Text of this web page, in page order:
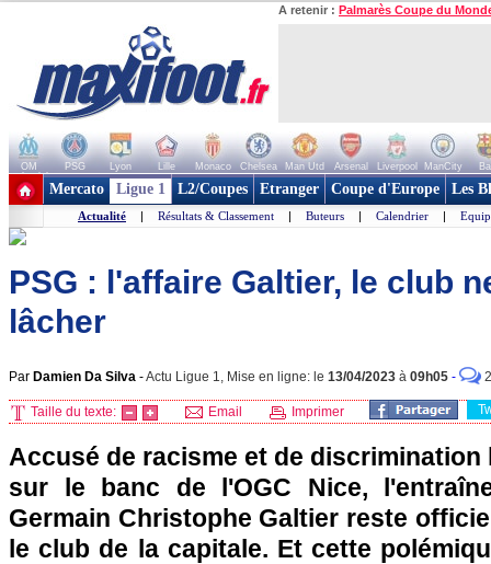
A retenir : Palmarès Coupe du
OM PSG Lyon Lille Monaco Chelsea Man Utd Arsenal Liverpool ManCity
+ de clubs
Mercato Ligue 1 L2/Coupes Etranger Coupe d'Europe Les
Actualité | Résultats & Classement | Buteurs | Calendrier |
PSG : l'affaire Galtier, le club
lâcher
Par Damien Da Silva -Actu Ligue 1, Mise en ligne: le 13/04/2023 à 09h05 -
Taille du texte: Email Imprimer
Accusé de racisme et de discrimination
sur le banc de l'OGC Nice,
Germain Christophe Galtier reste
le club de la capitale. Et cette